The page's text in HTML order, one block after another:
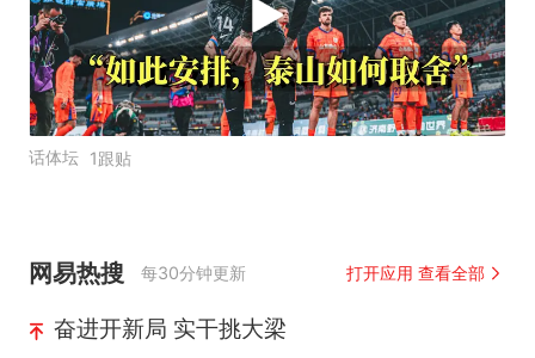
话体坛 1跟贴
网易热搜 每30分钟更新 打开应用 查看全部
奋进开新局 实干挑大梁